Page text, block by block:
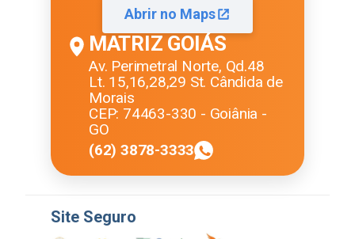
Abrir no Maps
MATRIZ GOIÁS
Av. Perimetral Norte, Qd.48
Lt. 15,16,28,29 St. Cândida de
Morais
CEP: 74463-330 - Goiânia -
GO
(62) 3878-3333
Site Seguro